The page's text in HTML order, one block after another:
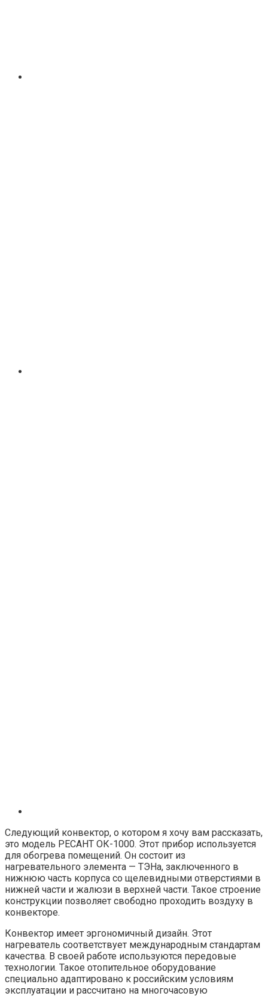
Следующий конвектор, о котором я хочу вам рассказать,
это модель РЕСАНТ ОК-1000. Этот прибор используется
для обогрева помещений. Он состоит из
нагревательного элемента — ТЭНа, заключенного в
нижнюю часть корпуса со щелевидными отверстиями в
нижней части и жалюзи в верхней части. Такое строение
конструкции позволяет свободно проходить воздуху в
конвекторе.
Конвектор имеет эргономичный дизайн. Этот
нагреватель соответствует международным стандартам
качества. В своей работе используются передовые
технологии. Такое отопительное оборудование
специально адаптировано к российским условиям
эксплуатации и рассчитано на многочасовую